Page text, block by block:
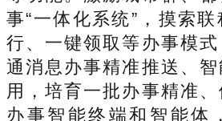
事“一体化系统”，摸索
行、一键领取等办事模
通消息办事精准推送、
用，培育一批办事精准
办事智能终端和智能体